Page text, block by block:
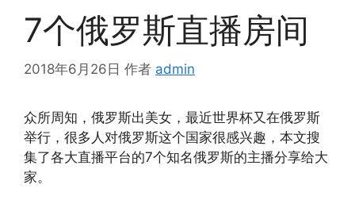
7个俄罗斯直播房间
2018年6月26日 作者 admin
众所周知，俄罗斯出美女，最近世界杯又在俄罗斯
举行，很多人对俄罗斯这个国家很感兴趣，本文搜
集了各大直播平台的7个知名俄罗斯的主播分享给大
家。